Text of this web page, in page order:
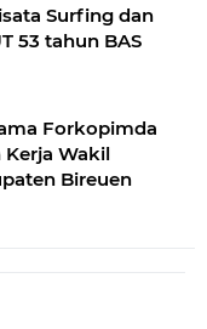
Surfing dan
53 tahun BAS
Forkopimda
Wakil
Bireuen